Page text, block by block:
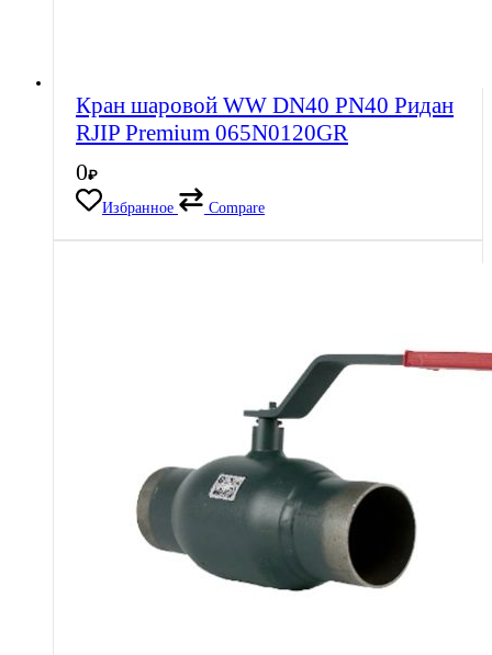
Кран шаровой WW DN40 PN40 Ридан
RJIP Premium 065N0120GR
0₽
Избранное
Compare